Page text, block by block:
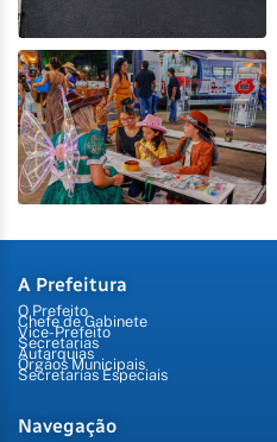
A Prefeitura
O Prefeito
Chefe de Gabinete
Vice-Prefeito
Secretarias
Autarquias
Órgãos Municipais
Secretarias Especiais
Navegação